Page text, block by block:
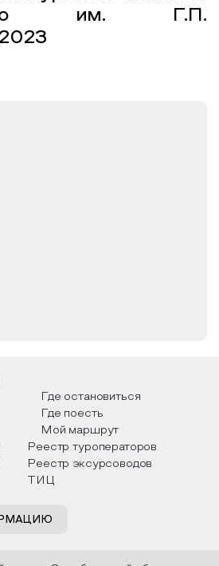
им. Г.П.
Где остановиться
Где поесть
Мой маршрут
Реестр туроператоров
Реестр эксурсоводов
ТИЦ